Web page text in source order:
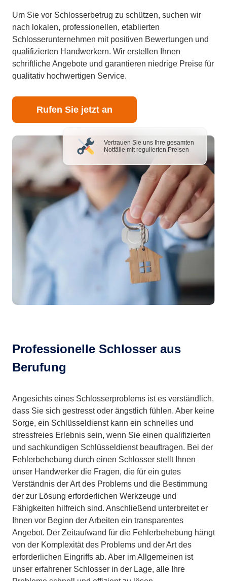
Um Sie vor Schlosserbetrug zu schützen, suchen wir
nach lokalen, professionellen, etablierten
Schlosserunternehmen mit positiven Bewertungen und
qualifizierten Handwerkern. Wir erstellen Ihnen
schriftliche Angebote und garantieren niedrige Preise für
qualitativ hochwertigen Service.
Rufen Sie jetzt an
Vertrauen Sie uns Ihre gesamten
Notfälle mit regulierten Preisen
Professionelle Schlosser aus
Berufung
Angesichts eines Schlosserproblems ist es verständlich,
dass Sie sich gestresst oder ängstlich fühlen. Aber keine
Sorge, ein Schlüsseldienst kann ein schnelles und
stressfreies Erlebnis sein, wenn Sie einen qualifizierten
und sachkundigen Schlüsseldienst beauftragen. Bei der
Fehlerbehebung durch einen Schlosser stellt Ihnen
unser Handwerker die Fragen, die für ein gutes
Verständnis der Art des Problems und die Bestimmung
der zur Lösung erforderlichen Werkzeuge und
Fähigkeiten hilfreich sind. Anschließend unterbreitet er
Ihnen vor Beginn der Arbeiten ein transparentes
Angebot. Der Zeitaufwand für die Fehlerbehebung hängt
von der Komplexität des Problems und der Art des
erforderlichen Eingriffs ab. Aber im Allgemeinen ist
unser erfahrener Schlosser in der Lage, alle Ihre